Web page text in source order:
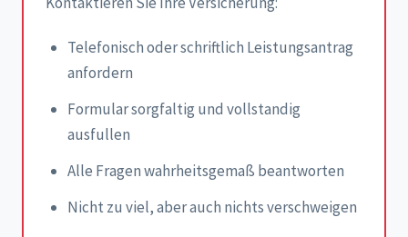
Telefonisch oder schriftlich Leistungsantrag
anfordern
Formular sorgfaltig und vollstandig
ausfullen
Alle Fragen wahrheitsgemaß beantworten
Nicht zu viel, aber auch nichts verschweigen